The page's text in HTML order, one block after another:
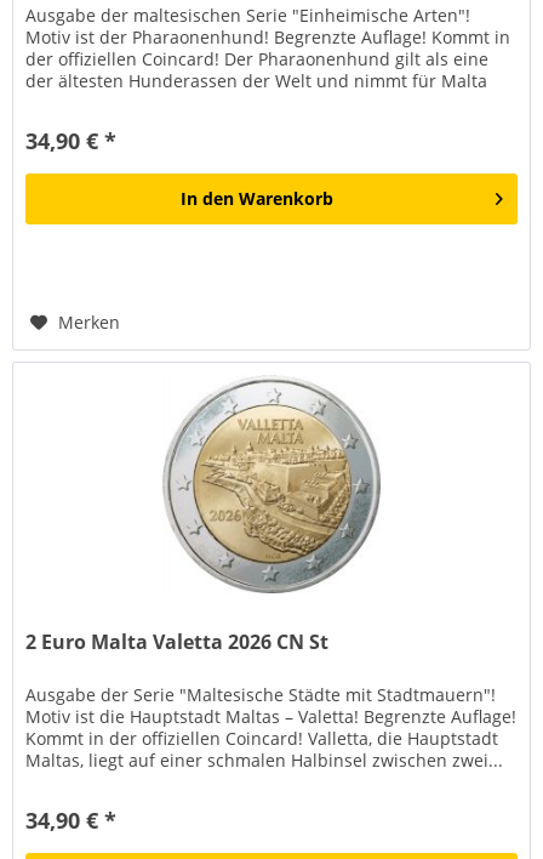
Ausgabe der maltesischen Serie "Einheimische Arten"!
Motiv ist der Pharaonenhund! Begrenzte Auflage! Kommt in
der offiziellen Coincard! Der Pharaonenhund gilt als eine
der ältesten Hunderassen der Welt und nimmt für Malta
34,90 € *
In den Warenkorb
Merken
2 Euro Malta Valetta 2026 CN St
Ausgabe der Serie "Maltesische Städte mit Stadtmauern"!
Motiv ist die Hauptstadt Maltas – Valetta! Begrenzte Auflage!
Kommt in der offiziellen Coincard! Valletta, die Hauptstadt
Maltas, liegt auf einer schmalen Halbinsel zwischen zwei...
34,90 € *